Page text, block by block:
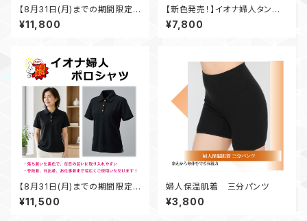
【8月31日(月)までの期間限定
商品】スタンドネックシャツ 黒
¥11,800
【新色発売！】イオナ婦人タンクト
ップ 黒
¥7,800
【8月31日(月)までの期間限定
商品】イオナ婦人ポロシャツ 黒
¥11,500
婦人保温肌着 三分パンツ
¥3,800